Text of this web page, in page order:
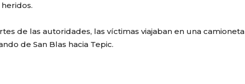
de las autoridades, las víctimas viajaban en una camioneta
de San Blas hacia Tepic.